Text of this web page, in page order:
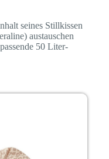
seines Stillkissen
austauschen
50 Liter-